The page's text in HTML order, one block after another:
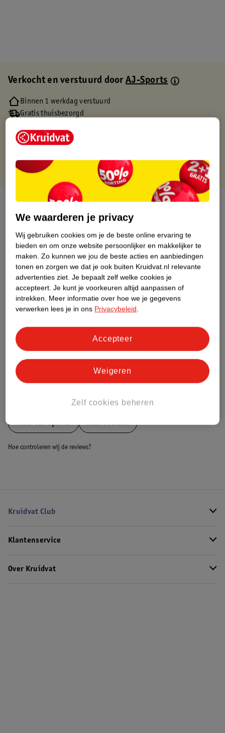
Verkocht en verstuurd doorAJ-Sports
Binnen 1 werkdag verstuurd
Gratis thuisbezorgd
Gratis punten met je Kruidvat kaart
Over dit product
Etiketinformatie
Nature Impact Score
Dit product heeft (nog) geen Nature
Impact Score.
Bestel & Bezorginformatie
MeerAJ-Sports Alle Voetbal
Hoe controleren wij de reviews?
Kruidvat Club
Klantenservice
Over Kruidvat
We waarderen je privacy
Wij gebruiken cookies om je de beste online ervaring te
bieden en om onze website persoonlijker en makkelijker te
maken. Zo kunnen we jou de beste acties en aanbiedingen
tonen en zorgen we dat je ook buiten Kruidvat.nl relevante
advertenties ziet. Je bepaalt zelf welke cookies je
accepteert. Je kunt je voorkeuren altijd aanpassen of
intrekken. Meer informatie over hoe we je gegevens
verwerken lees je in ons Privacybeleid.
Zelf cookies beheren
Weigeren
Accepteer